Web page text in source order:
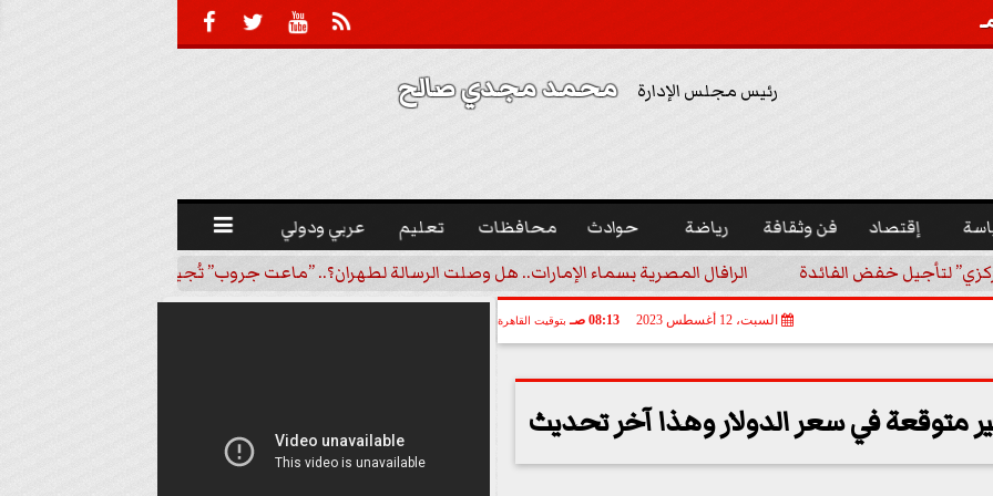
  

رئيس مجلس الإدارة محمد مجدي صالح
إقتصاد فن وثقافة رياضة حوادث محافظات تعليم عربي ودولي 
لتأجيل خفض الفائدة الرافال المصرية بسماء الإمارات.. هل وصلت الرسالة لطهران؟.. ”ماعت جروب” تُجيب؟ |...
السبت، 12 أغسطس 2023 08:13 صـ بتوقيت القاهرة
متوقعة في سعر الدولار وهذا آخر تحديث